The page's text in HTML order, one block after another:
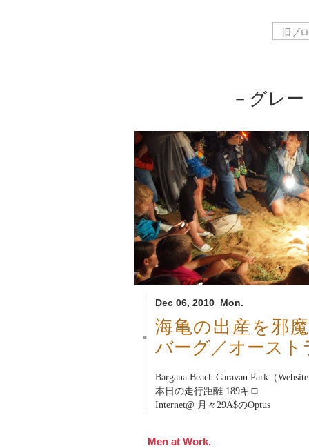
－グレ
Dec 06, 2010_Mon.
■
海亀の出産を邪
バーグ／オースト
Bargana Beach Caravan Park（
本日の走行距離 189キロ
Internet@ 月々29A$のOptus
Men at Work.